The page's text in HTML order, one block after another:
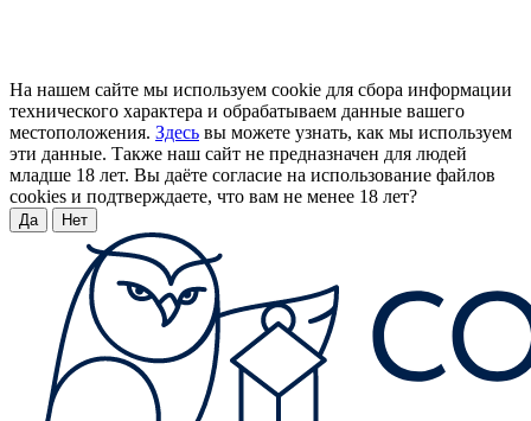
На нашем сайте мы используем cookie для сбора информации
технического характера и обрабатываем данные вашего
местоположения. Здесь вы можете узнать, как мы используем
эти данные. Также наш сайт не предназначен для людей
младше 18 лет. Вы даёте согласие на использование файлов
cookies и подтверждаете, что вам не менее 18 лет?
Да Нет